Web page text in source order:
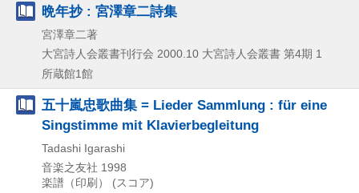
晩年抄 : 宮澤章二詩集
宮澤章二著
大宮詩人会叢書刊行会 2000.10 大宮詩人会叢書 第4期 1
所蔵館1館
五十嵐忠歌曲集 = Lieder Sammlung : für eine
Singstimme mit Klavierbegleitung
Tadashi Igarashi
音楽之友社 1998
楽譜（印刷） (スコア)